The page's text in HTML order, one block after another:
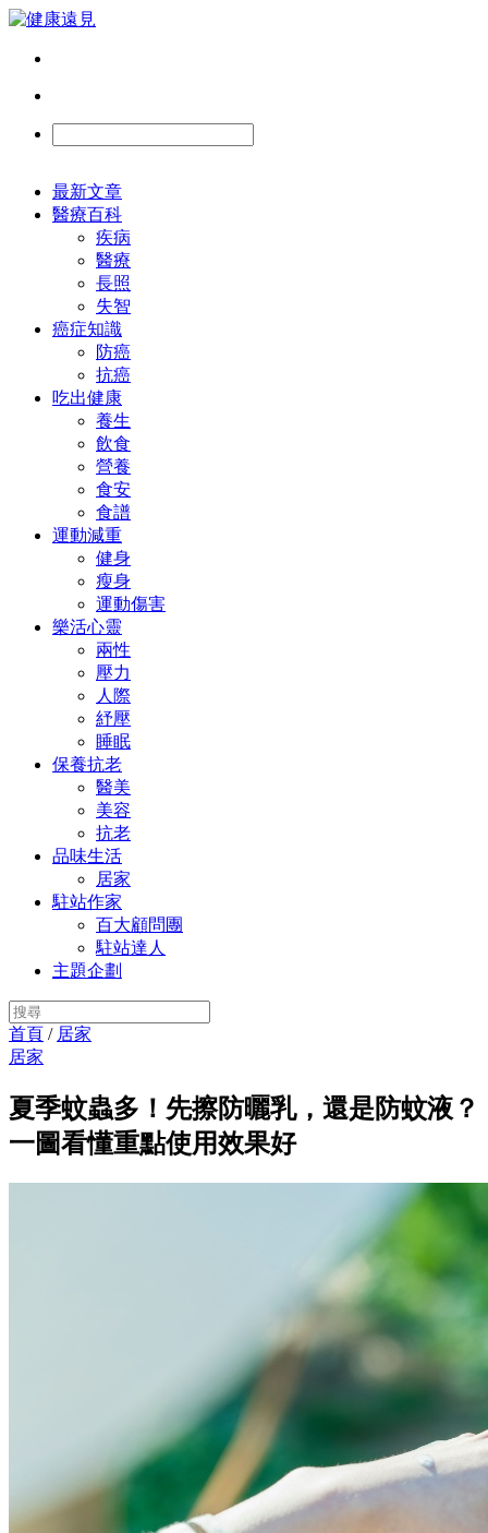
最新文章
醫療百科
疾病
醫療
長照
失智
癌症知識
防癌
抗癌
吃出健康
養生
飲食
營養
食安
食譜
運動減重
健身
瘦身
運動傷害
樂活心靈
兩性
壓力
人際
紓壓
睡眠
保養抗老
醫美
美容
抗老
品味生活
居家
駐站作家
百大顧問團
駐站達人
主題企劃
首頁 / 居家
居家
夏季蚊蟲多！先擦防曬乳，還是防蚊液？
一圖看懂重點使用效果好